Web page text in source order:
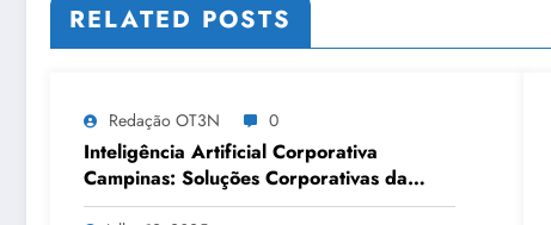
RELATED POSTS
Redação OT3N 0
Inteligência Artificial Corporativa
Campinas: Soluções Corporativas da
OT3N Brasil – Guia 3083